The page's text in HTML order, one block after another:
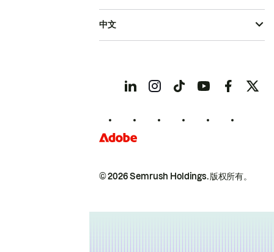
© 2026 Semrush Holdings.版权所有。
中文